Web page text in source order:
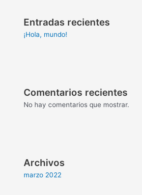
Entradas recientes
¡Hola, mundo!
Comentarios recientes
No hay comentarios que mostrar.
Archivos
marzo 2022